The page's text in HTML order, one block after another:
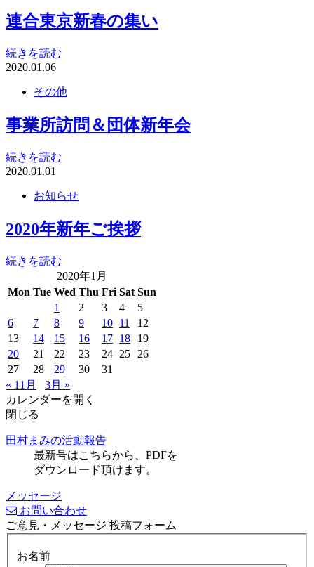
連合東京新春の集い
続きを読む
2020.01.06
その他
事業所訪問＆団体新年会
続きを読む
2020.01.01
お知らせ
2020年新年ご挨拶
続きを読む
2020年1月
Mon Tue Wed Thu Fri Sat Sun
1
2 3 4
5
6
7 8 9 10 11
12
13
14 15 16 17 18
19
20
21 22 23 24 25
26
27
28 29 30
31
« 11月
3月 »
カレンダーを開く
閉じる
田村まみの活動報告
最新号はこちらから、PDFを
ダウンロード頂けます。
メッセージ
お問い合わせ
ご意見・メッセージ 投稿フォーム
お名前